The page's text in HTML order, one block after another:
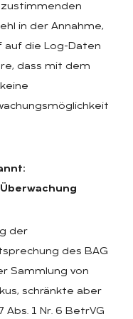
zustimmenden
in der Annahme,
die Log-Daten
dass mit dem
der
des BAG
Sammlung von
schränkte aber
1 Nr. 6 BetrVG